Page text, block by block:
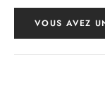
VOUS AVEZ